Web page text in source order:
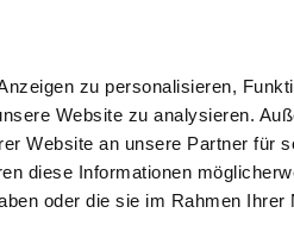
zu personalisieren,
Website zu analysieren.
Website an unsere Partner für
diese Informationen
oder die sie im Rahmen Ihrer
SUCHEN TIPPS & HILFE